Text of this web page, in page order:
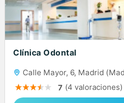
Clínica Odontal
Calle Mayor, 6, Madrid
7 (4 valoraciones)